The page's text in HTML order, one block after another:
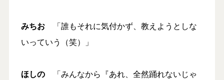
みちお「誰もそれに気付かず、教えようとしな
いっていう（笑）」
ほしの「みんなから『あれ、全然踊れないじゃ